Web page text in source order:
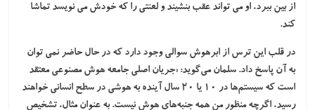
از بین ببرد، او می تواند عقب بنشیند و لعنتی را که خودش می نویسد تماشا
کند.
در قلب این ترس از ابرهوش سوالی وجود دارد که در حال حاضر نمی توان
به آن پاسخ داد. سلمان می‌گوید: «جریان اصلی جامعه هوش مصنوعی معتقد
است که سیستم‌ها در ۱۰ یا ۲۰ سال آینده به هوشی در سطح انسانی خواهند
رسید، اگرچه منظور من همه جنبه‌های هوش نیست. به عنوان مثال، تشخیص